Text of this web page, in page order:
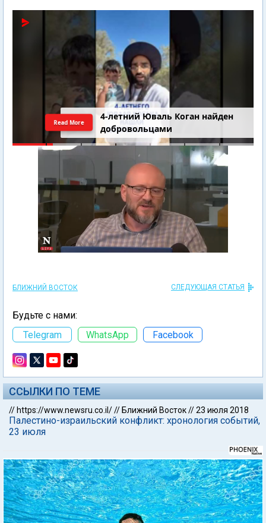
4-летний Юваль Коган найден
добровольцами
Read More
БЛИЖНИЙ ВОСТОК СЛЕДУЮЩАЯ СТАТЬЯ
Будьте с нами:
Telegram
WhatsApp Facebook
ССЫЛКИ ПО ТЕМЕ
// https://www.newsru.co.il/// Ближний Восток//23 июля 2018
Палестино-израильский конфликт: хронология событий,
23 июля